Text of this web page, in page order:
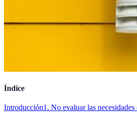
Índice
Introducción1. No evaluar las necesidades